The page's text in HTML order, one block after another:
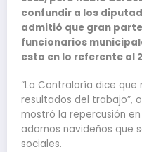
confundir a los
admitió que gran
funcionarios
esto en lo referente al
“La Contraloría dice
resultados del trabajo”,
mostró la repercusión
adornos navideños que
sociales.